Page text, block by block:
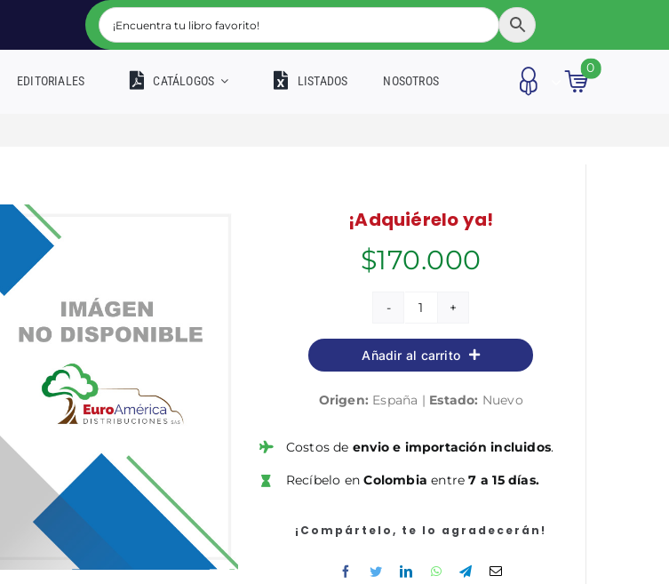
EDITORIALES CATÁLOGOS LISTADOS NOSOTROS
0
¡Adquiérelo ya!
$170.000
Cuerpo
General
Auxiliar
la
del
(Turno
Temario
Añadir al carrito
Origen: España | Estado: Nuevo
Costos de envio e importación incluidos.
Recíbelo enColombia entre7 a 15 días.
¡Compártelo, te lo agradecerán!